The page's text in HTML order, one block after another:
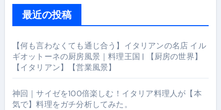
最近の投稿
【何も言わなくても通じ合う】イタリアンの名店 イル
ギオットーネの厨房風景｜料理王国 | 【厨房の世界】
【イタリアン】【営業風景】
神回｜サイゼを100倍楽しむ！イタリア料理人が【本
気で】料理をガチ分析してみた。